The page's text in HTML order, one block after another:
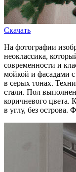
Скачать
На фотографии
неоклассика,
современности и
мойкой и фасадами
в серых тонах.
стали. Пол
коричневого цвета.
в углу, без острова.